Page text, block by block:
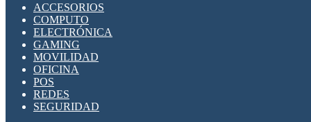
ACCESORIOS
COMPUTO
ELECTRÓNICA
GAMING
MOVILIDAD
OFICINA
POS
REDES
SEGURIDAD